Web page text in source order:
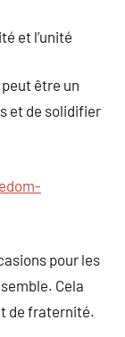
et l’unité
être un
et de solidifier
pour les
Cela
de fraternité.